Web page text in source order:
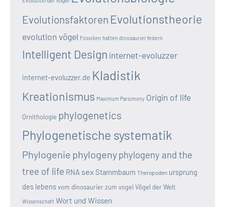
Evolutionsfaktoren Evolutionstheorie
evolution vögel Fossilien hatten dinosaurier federn
Intelligent Design internet-evoluzzer
internet-evoluzzer.de Kladistik
Kreationismus Maximum Parsimony Origin of life
Ornithologie phylogenetics
Phylogenetische systematik
Phylogenie phylogenyphylogeny and the
tree of life RNA sex Stammbaum Theropoden ursprung
des lebensvom dinosaurier zum vogel Vögel der Welt
Wissenschaft Wort und Wissen